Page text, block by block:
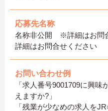
応募先名称
名称非公開 ※詳細はお問
詳細はお問合せください
お問い合わせ例
「求人番号9001709に興
えますか?」
「残業が少なめの求人を